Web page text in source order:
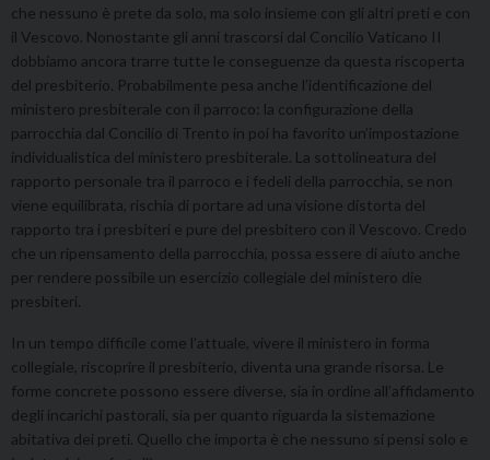
che nessuno è prete da solo, ma solo insieme con gli altri preti e con
il Vescovo. Nonostante gli anni trascorsi dal Concilio Vaticano II
dobbiamo ancora trarre tutte le conseguenze da questa riscoperta
del presbiterio. Probabilmente pesa anche l’identificazione del
ministero presbiterale con il parroco: la configurazione della
parrocchia dal Concilio di Trento in poi ha favorito un’impostazione
individualistica del ministero presbiterale. La sottolineatura del
rapporto personale tra il parroco e i fedeli della parrocchia, se non
viene equilibrata, rischia di portare ad una visione distorta del
rapporto tra i presbiteri e pure del presbitero con il Vescovo. Credo
che un ripensamento della parrocchia, possa essere di aiuto anche
per rendere possibile un esercizio collegiale del ministero die
presbiteri.
In un tempo difficile come l’attuale, vivere il ministero in forma
collegiale, riscoprire il presbiterio, diventa una grande risorsa. Le
forme concrete possono essere diverse, sia in ordine all’affidamento
degli incarichi pastorali, sia per quanto riguarda la sistemazione
abitativa dei preti. Quello che importa è che nessuno si pensi solo e